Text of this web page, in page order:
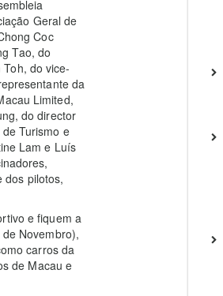
Geral de
Coc
Tao, do
do vice-
da
Limited,
do director
Turismo e
Lam e Luís
dos pilotos,
e fiquem a
Novembro),
carros da
de Macau e